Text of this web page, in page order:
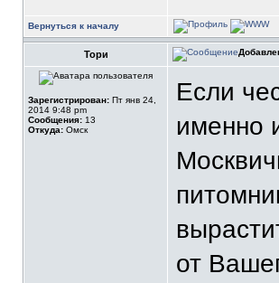
Вернуться к началу
Тори
Зарегистрирован: Пт янв 24,
2014 9:48 pm
Сообщения: 13
Откуда: Омск
Если
именно
от